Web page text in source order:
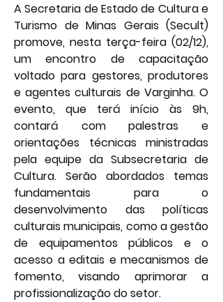
A Secretaria de Estado de Cultura e
Turismo de Minas Gerais (Secult)
promove, nesta terça-feira (02/12),
um encontro de capacitação
voltado para gestores, produtores
e agentes culturais de Varginha. O
evento, que terá início às 9h,
contará com palestras e
orientações técnicas ministradas
pela equipe da Subsecretaria de
Cultura. Serão abordados temas
fundamentais para o
desenvolvimento das políticas
culturais municipais, como a gestão
de equipamentos públicos e o
acesso a editais e mecanismos de
fomento, visando aprimorar a
profissionalização do setor.